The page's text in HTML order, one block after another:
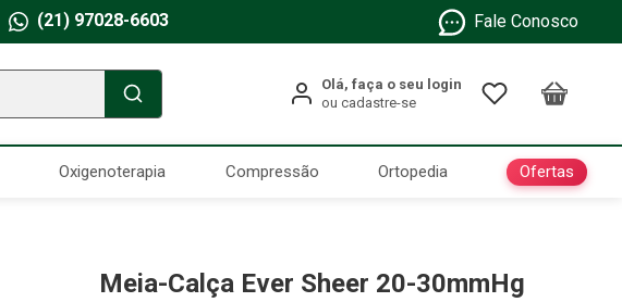
(21) 97028-6603 Fale Conosco
Oxigenoterapia Compressão Ortopedia Ofertas
Meia-Calça Ever Sheer 20-30mmHg